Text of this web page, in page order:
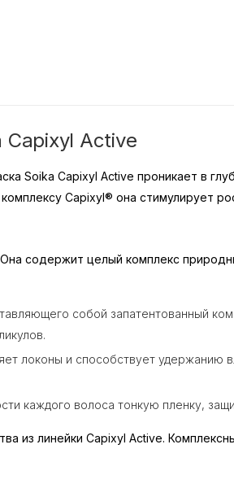
Active
Soika Capixyl Active проникает в
Capixyl® она стимулирует
содержит целый комплекс
собой запатентованный
локоны и способствует
каждого волоса тонкую пленку,
из линейки Capixyl Active.